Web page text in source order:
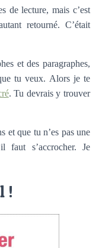
de lecture, mais c’est
retourné. C’était
et des paragraphes,
tu veux. Alors je te
. Tu devrais y trouver
et que tu n’es pas une
faut s’accrocher. Je
!